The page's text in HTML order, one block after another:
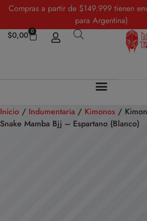
Compras a partir de $149.999 tienen
para Argentina)
$0,00 0
Inicio / Indumentaria / Kimonos /
Snake Mamba Bjj – Espartano (Blanco)